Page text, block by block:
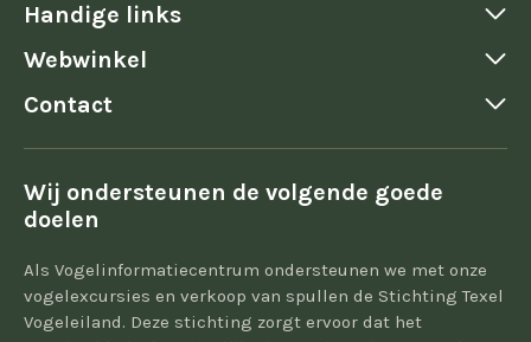
Handige links
Webwinkel
Contact
Wij ondersteunen de volgende goede
doelen
Als Vogelinformatiecentrum ondersteunen we met onze
vogelexcursies en verkoop van spullen de Stichting Texel
Vogeleiland. Deze stichting zorgt ervoor dat het